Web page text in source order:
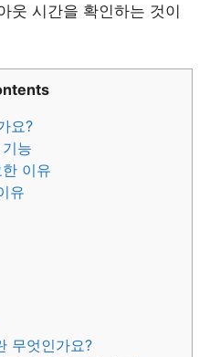
웃 시간을 확인하는 것이
요?
능
이유
유
무엇인가요?